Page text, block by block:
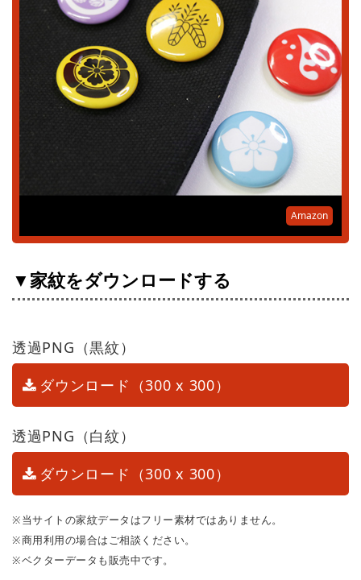
Amazon
▼家紋をダウンロードする
透過PNG（黒紋）
ダウンロード（300 x 300）
透過PNG（白紋）
ダウンロード（300 x 300）
※当サイトの家紋データはフリー素材ではありません。
※商用利用の場合はご相談ください。
※ベクターデータも販売中です。